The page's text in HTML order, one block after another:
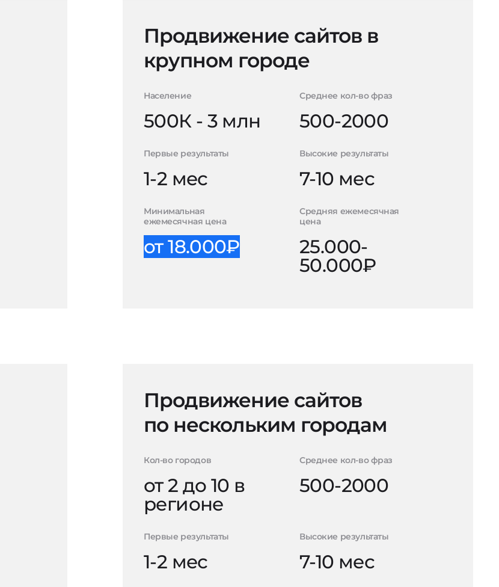
Продвижение сайтов в
крупном городе
Население
500К - 3 млн
Среднее кол-во фраз
500-2000
Первые результаты
1-2 мес
Высокие результаты
7-10 мес
Минимальная
ежемесячная цена
от 18.000₽
Средняя ежемесячная
цена
25.000-
50.000₽
Продвижение сайтов
по нескольким городам
Кол-во городов
от 2 до 10 в
регионе
Среднее кол-во фраз
500-2000
Первые результаты
1-2 мес
Высокие результаты
7-10 мес